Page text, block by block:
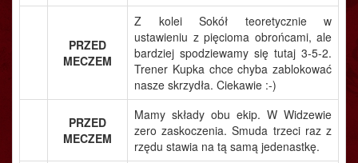
PRZED
MECZEM
Z kolei Sokół teoretycznie w
ustawieniu z pięcioma obrońcami, ale
bardziej spodziewamy się tutaj 3-5-2.
Trener Kupka chce chyba zablokować
nasze skrzydła. Ciekawie :-)
PRZED
MECZEM
Mamy składy obu ekip. W Widzewie
zero zaskoczenia. Smuda trzeci raz z
rzędu stawia na tą samą jedenastkę.